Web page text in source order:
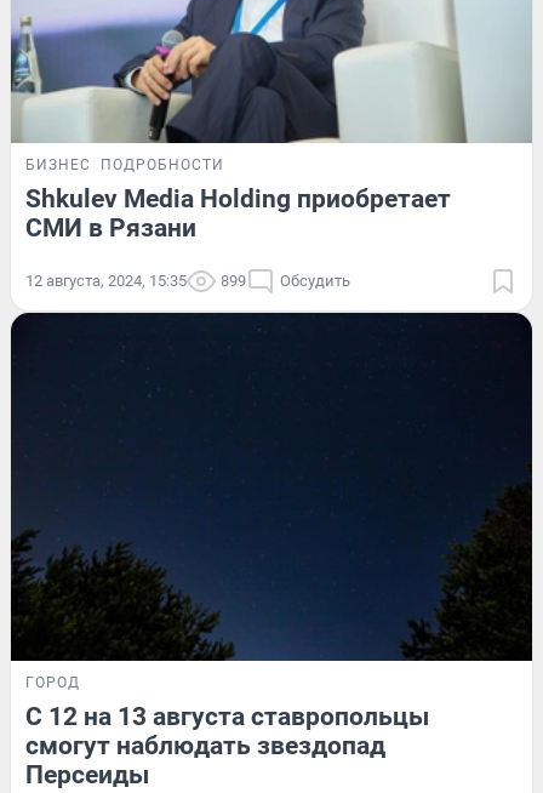
БИЗНЕС ПОДРОБНОСТИ
Shkulev Media Holding приобретает
СМИ в Рязани
12 августа, 2024, 15:35 899 Обсудить
ГОРОД
С 12 на 13 августа ставропольцы
смогут наблюдать звездопад
Персеиды